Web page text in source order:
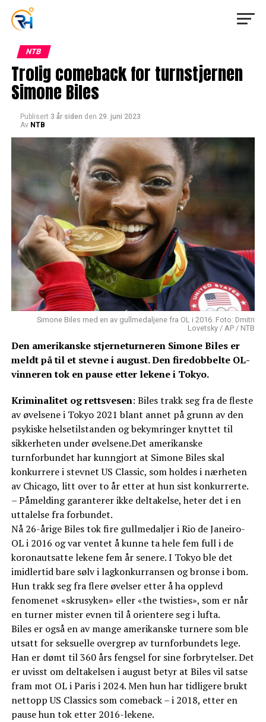
NTB
Trolig comeback for turnstjernen
Simone Biles
Publisert 3 år siden den 29. juni 2023
Av NTB
Simone Biles med en av gullmedaljene fra OL i 2016. Foto: Dmitri
Lovetsky / AP / NTB
Den amerikanske stjerneturneren Simone Biles er
meldt på til et stevne i august. Den firedobbelte OL-
vinneren tok en pause etter lekene i Tokyo.
Kriminalitet og rettsvesen: Biles trakk seg fra de fleste
av øvelsene i Tokyo 2021 blant annet på grunn av den
psykiske helsetilstanden og bekymringer knyttet til
sikkerheten under øvelsene.Det amerikanske
turnforbundet har kunngjort at Simone Biles skal
konkurrere i stevnet US Classic, som holdes i nærheten
av Chicago, litt over to år etter at hun sist konkurrerte.
– Påmelding garanterer ikke deltakelse, heter det i en
uttalelse fra forbundet.
Nå 26-årige Biles tok fire gullmedaljer i Rio de Janeiro-
OL i 2016 og var ventet å kunne ta hele fem full i de
koronautsatte lekene fem år senere. I Tokyo ble det
imidlertid bare sølv i lagkonkurransen og bronse i bom.
Hun trakk seg fra flere øvelser etter å ha opplevd
fenomenet «skrusyken» eller «the twisties», som er når
en turner mister evnen til å orientere seg i lufta.
Biles er også en av mange amerikanske turnere som ble
utsatt for seksuelle overgrep av turnforbundets lege.
Han er dømt til 360 års fengsel for sine forbrytelser. Det
er uvisst om deltakelsen i august betyr at Biles vil satse
fram mot OL i Paris i 2024. Men hun har tidligere brukt
nettopp US Classics som comeback – i 2018, etter en
pause hun tok etter 2016-lekene.